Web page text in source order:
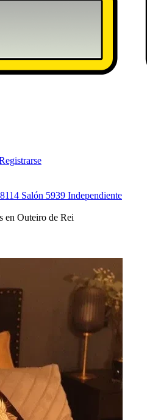
8114 Salón 5939 Independiente
en Outeiro de Rei